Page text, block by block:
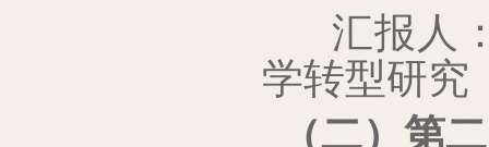
汇报人
学转型研究
（二）第